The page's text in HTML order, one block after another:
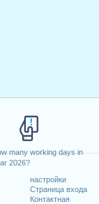
many working days in
2026?
настройки
Страница входа
Контактная